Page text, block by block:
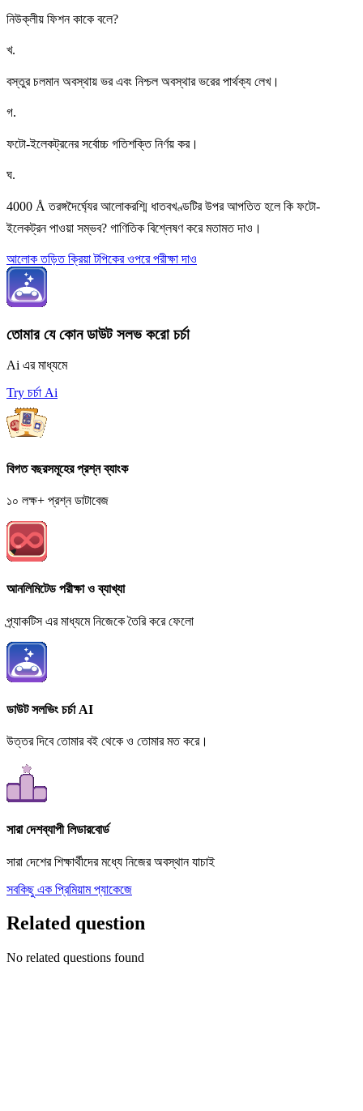
নিউক্লীয় ফিশন কাকে বলে?
খ.
বস্তুর চলমান অবস্থায় ভর এবং নিশ্চল অবস্থার ভরের পার্থক্য লেখ।
গ.
ফটো-ইলেকট্রনের সর্বোচ্চ গতিশক্তি নির্ণয় কর।
ঘ.
4000 Å তরঙ্গদৈর্ঘ্যের আলোকরশ্মি ধাতবখণ্ডটির উপর আপতিত হলে কি ফটো-
ইলেকট্রন পাওয়া সম্ভব? গাণিতিক বিশ্লেষণ করে মতামত দাও।
আলোক তড়িত ক্রিয়া টপিকের ওপরে পরীক্ষা দাও
তোমার যে কোন ডাউট সলভ করো চর্চা
Ai এর মাধ্যমে
Try চর্চা Ai
বিগত বছরসমূহের প্রশ্ন ব্যাংক
১০ লক্ষ+ প্রশ্ন ডাটাবেজ
আনলিমিটেড পরীক্ষা ও ব্যাখ্যা
প্র্যাকটিস এর মাধ্যমে নিজেকে তৈরি করে ফেলো
ডাউট সলভিং চর্চা AI
উত্তর দিবে তোমার বই থেকে ও তোমার মত করে।
সারা দেশব্যাপী লিডারবোর্ড
সারা দেশের শিক্ষার্থীদের মধ্যে নিজের অবস্থান যাচাই
সবকিছু এক প্রিমিয়াম প্যাকেজে
Related question
No related questions found